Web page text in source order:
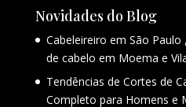
Novidades do Blog
Cabeleireiro em São
de cabelo em Moema e
Tendências de Cortes de
Completo para Homens e